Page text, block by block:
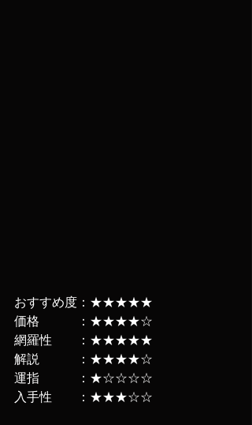
おすすめ度：★★★★★
価格　　　：★★★★☆
網羅性　　：★★★★★
解説　　　：★★★★☆
運指　　　：★☆☆☆☆
入手性　　：★★★☆☆